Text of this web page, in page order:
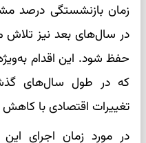
زمان بازنشستگی درصد
در سال‌های بعد نیز
حفظ شود. این اقدام
که در طول سال‌های
تغییرات اقتصادی با
در مورد زمان اجرای